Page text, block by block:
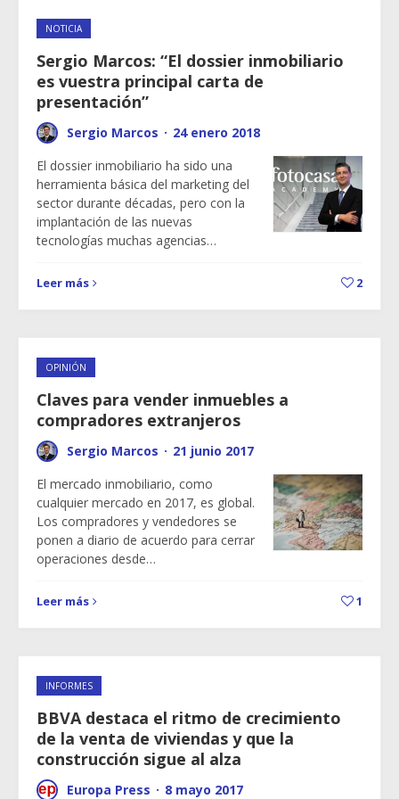
NOTICIA
Sergio Marcos: “El dossier inmobiliario
es vuestra principal carta de
presentación”
Sergio Marcos · 24 enero 2018
El dossier inmobiliario ha sido una
herramienta básica del marketing del
sector durante décadas, pero con la
implantación de las nuevas
tecnologías muchas agencias…
Leer más 2
OPINIÓN
Claves para vender inmuebles a
compradores extranjeros
Sergio Marcos · 21 junio 2017
El mercado inmobiliario, como
cualquier mercado en 2017, es global.
Los compradores y vendedores se
ponen a diario de acuerdo para cerrar
operaciones desde…
Leer más 1
INFORMES
BBVA destaca el ritmo de crecimiento
de la venta de viviendas y que la
construcción sigue al alza
Europa Press · 8 mayo 2017